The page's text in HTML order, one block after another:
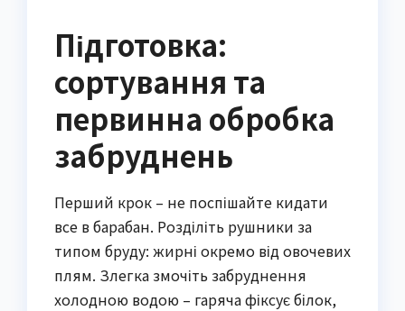
Підготовка:
сортування та
первинна обробка
забруднень
Перший крок – не поспішайте кидати
все в барабан. Розділіть рушники за
типом бруду: жирні окремо від овочевих
плям. Злегка змочіть забруднення
холодною водою – гаряча фіксує білок,